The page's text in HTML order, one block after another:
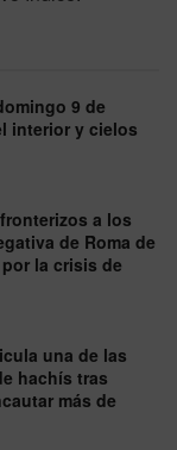
9 de
interior y cielos
a los
de Roma de
la crisis de
una de las
hachís tras
más de